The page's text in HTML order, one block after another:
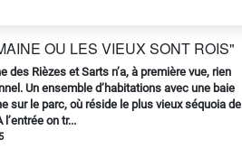
OU LES VIEUX SONT ROIS"
des Rièzes et Sarts n’a, à première vue, rien
Un ensemble d’habitations avec une baie
sur le parc, où réside le plus vieux séquoia de
l’entrée on tr...